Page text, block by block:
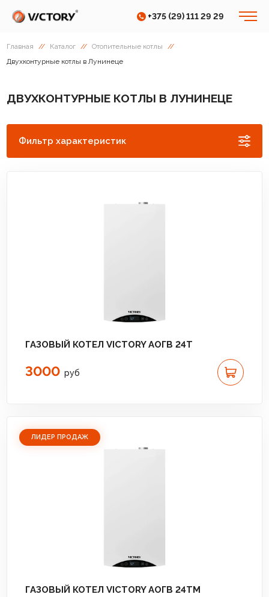
+375 (29) 111 29 29
Главная // Каталог // Отопительные котлы
//
Двухконтурные котлы в Лунинеце
ДВУХКОНТУРНЫЕ КОТЛЫ В ЛУНИНЕЦЕ
Фильтр характеристик
ГАЗОВЫЙ КОТЕЛ VICTORY АОГВ 24T
3000 руб
ЛИДЕР ПРОДАЖ
ГАЗОВЫЙ КОТЕЛ VICTORY АОГВ 24TM